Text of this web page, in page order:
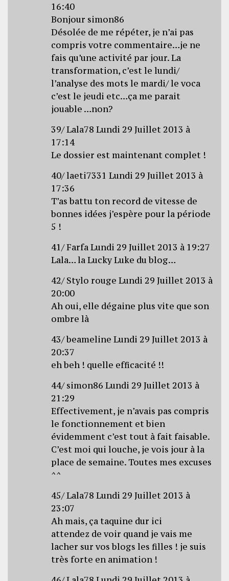
16:40
Bonjour simon86
Désolée de me répéter, je n’ai pas
compris votre commentaire…je ne
fais qu’une activité par jour. La
transformation, c’est le lundi/
l’analyse des mots le mardi/ le voca
c’est le jeudi etc…ça me parait
jouable …non?
39/ Lala78 Lundi 29 Juillet 2013 à
17:14
Le dossier est maintenant complet !
40/ laeti7331 Lundi 29 Juillet 2013 à
17:36
T’as battu ton record de vitesse de
bonnes idées j’espère pour la période
5 !
41/ Farfa Lundi 29 Juillet 2013 à 19:27
Lala… la Lucky Luke du blog…
42/ Stylo rouge Lundi 29 Juillet 2013 à
20:00
Ah oui, elle dégaine plus vite que son
ombre là
43/ beameline Lundi 29 Juillet 2013 à
20:37
eh beh ! quelle efficacité !!
44/ simon86 Lundi 29 Juillet 2013 à
21:29
Effectivement, je n’avais pas compris
le fonctionnement et bien
évidemment c’est tout à fait faisable.
C’est moi qui louche, je vois jour à la
place de semaine. Toutes mes excuses
^^
45/ Lala78 Lundi 29 Juillet 2013 à
23:07
Ah mais, ça taquine dur ici
attendez de voir quand je vais me
lacher sur vos blogs les filles ! je suis
très forte en animation !